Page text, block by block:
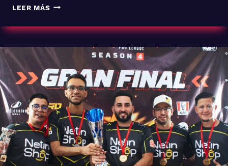
LEER MÁSLAS
DE
DE
LGAPLAY
VUELVEN
DE
LLENO
EN
2024